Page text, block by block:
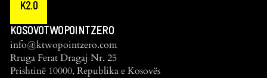
K2.0
KOSOVOTWOPOINTZERO
info@ktwopointzero.com
Rruga Ferat Dragaj Nr. 25
Prishtinë 10000, Republika e Kosovës